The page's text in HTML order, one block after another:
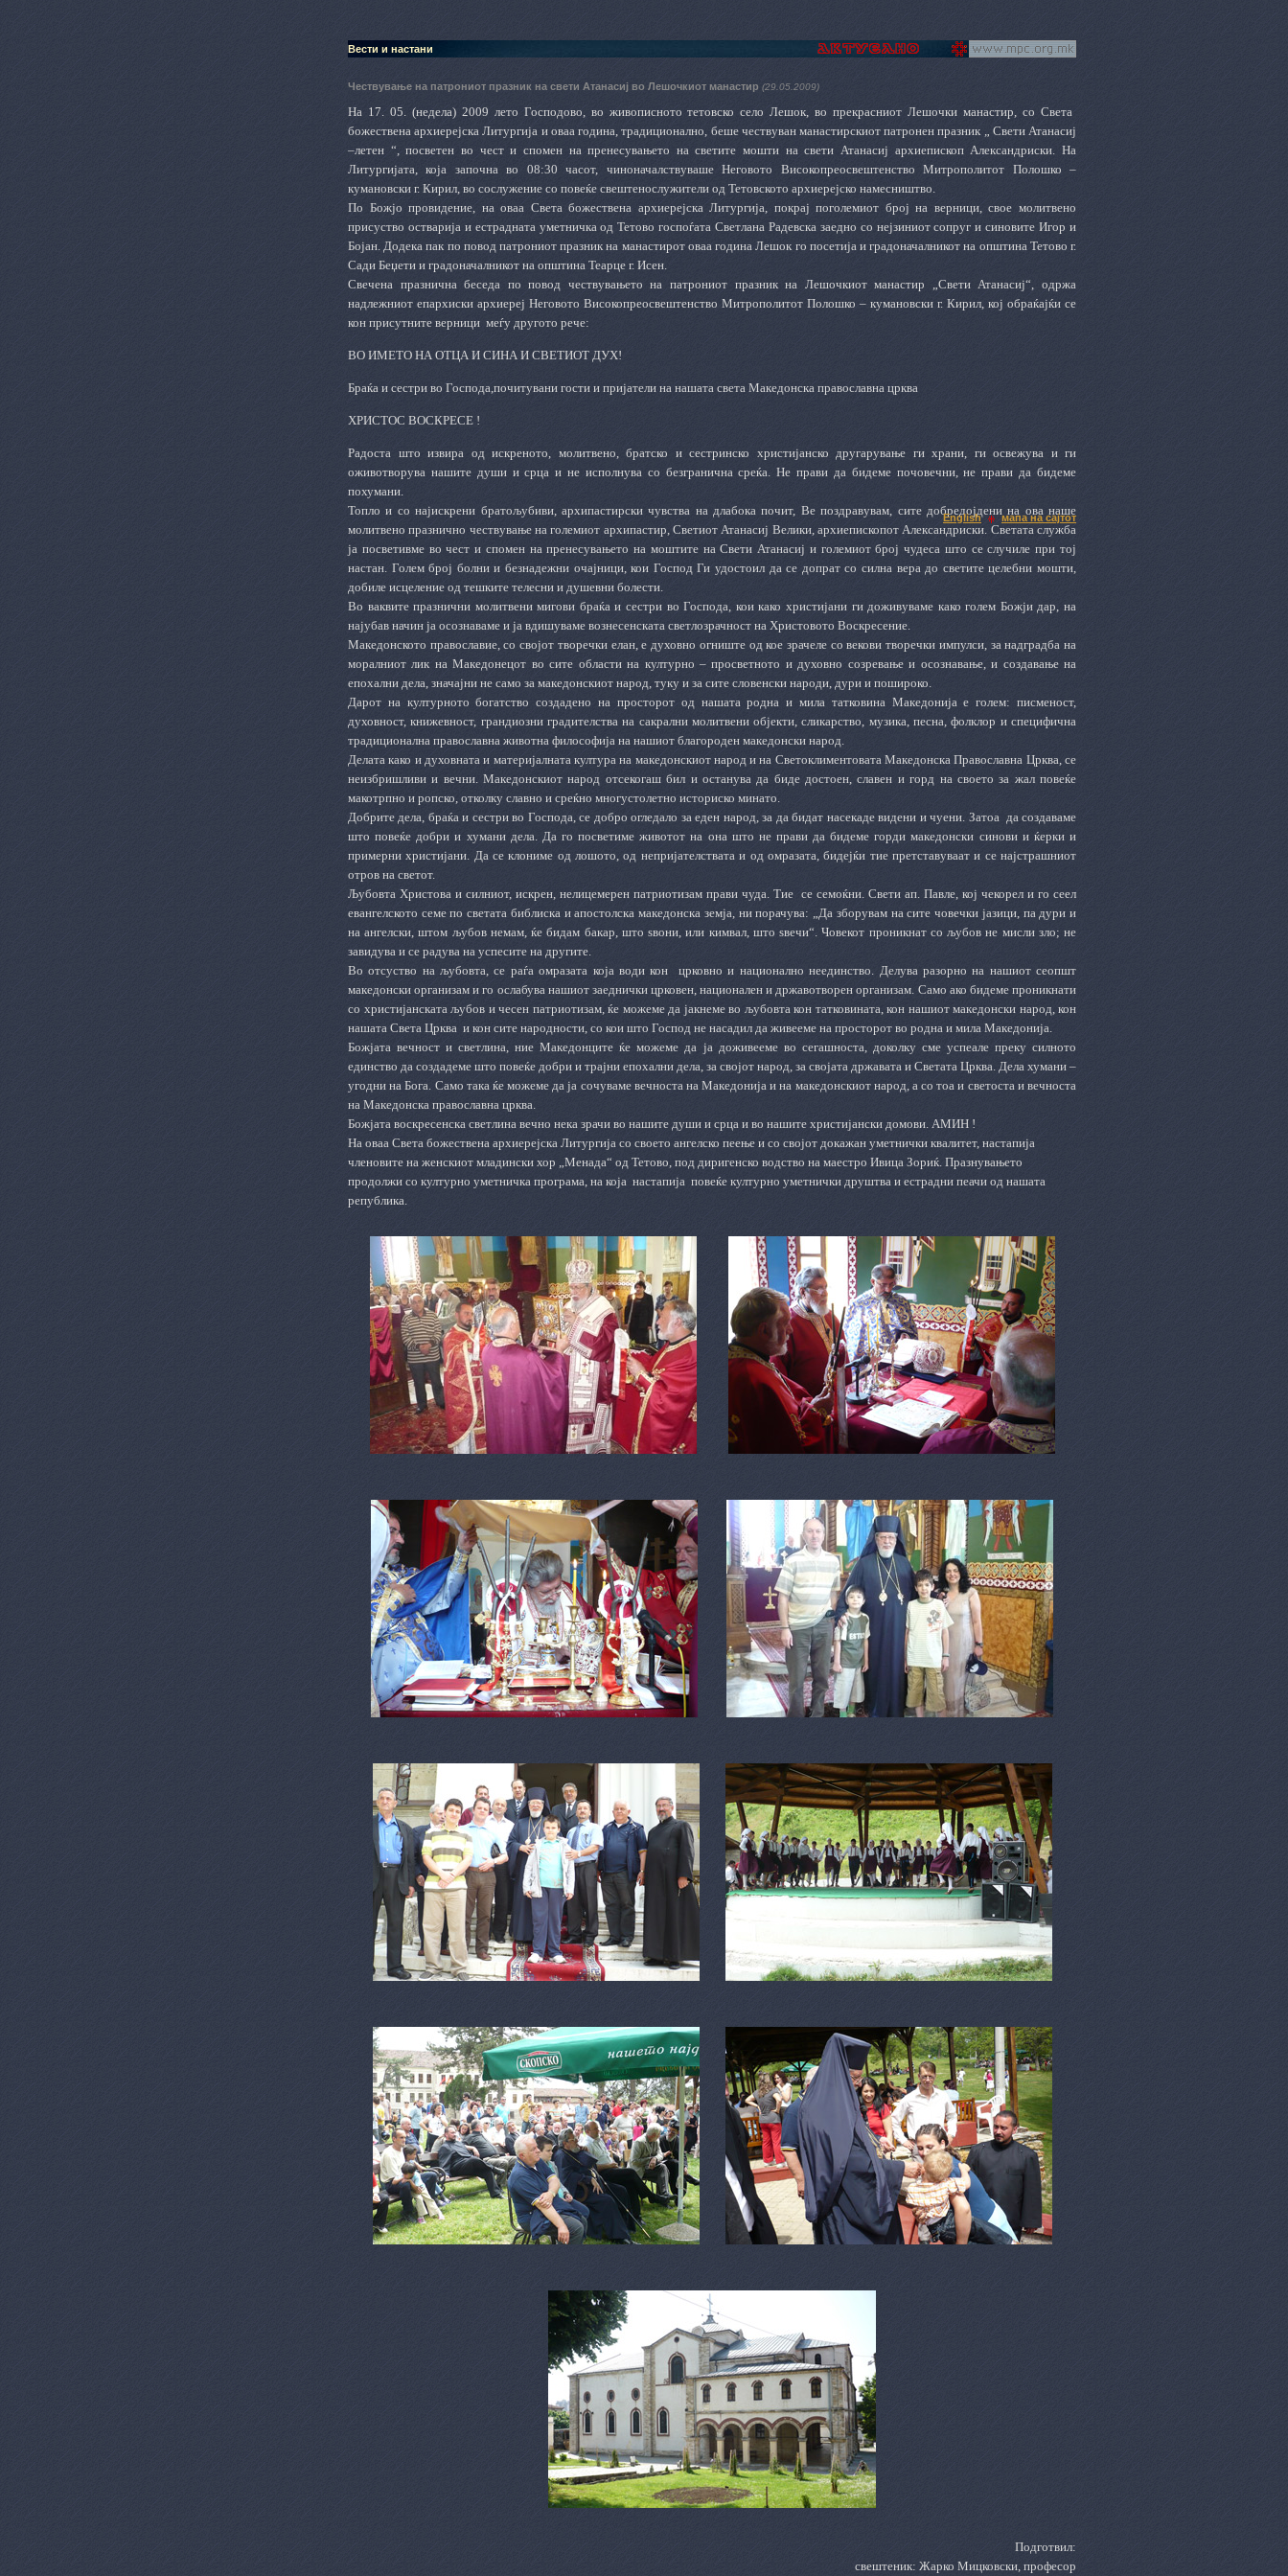
Вести и настани
Чествување на патрониот празник на свети Атанасиј во Лешочкиот манастир (29.05.2009)
На 17. 05. (недела) 2009 лето Господово, во живописното тетовско село Лешок, во прекрасниот Лешочки манастир, со Света
божествена архиерејска Литургија и оваа година, традиционално, беше чествуван манастирскиот патронен празник „ Свети Атанасиј
–летен “, посветен во чест и спомен на пренесувањето на светите мошти на свети Атанасиј архиепископ Александриски. На
Литургијата, која започна во 08:30 часот, чиноначалствуваше Неговото Високопреосвештенство Митрополитот Полошко –
кумановски г. Кирил, во сослужение со повеќе свештенослужители од Тетовското архиерејско намесништво.
По Божјо провидение, на оваа Света божествена архиерејска Литургија, покрај поголемиот број на верници, свое молитвено
присуство остварија и естрадната уметничка од Тетово госпоѓата Светлана Радевска заедно со нејзиниот сопруг и синовите Игор и
Бојан. Додека пак по повод патрониот празник на манастирот оваа година Лешок го посетија и градоначалникот на општина Тетово г.
Сади Беџети и градоначалникот на општина Теарце г. Исен.
Свечена празнична беседа по повод чествувањето на патрониот празник на Лешочкиот манастир „Свети Атанасиј“, одржа
надлежниот епархиски архиереј Неговото Високопреосвештенство Митрополитот Полошко – кумановски г. Кирил, кој обраќајќи се
кон присутните верници меѓу другото рече:
ВО ИМЕТО НА ОТЦА И СИНА И СВЕТИОТ ДУХ!
Браќа и сестри во Господа,почитувани гости и пријатели на нашата света Македонска православна црква
ХРИСТОС ВОСКРЕСЕ !
Радоста што извира од искреното, молитвено,братско и сестринско христијанско другарување ги храни, ги освежува и ги
оживотворува нашите души и срца и не исполнува со безгранична среќа. Не прави да бидеме почовечни, не прави да бидеме
похумани.
Топло и со најискрени братољубиви, архипастирски чувства на длабока почит, Ве поздравувам, сите добредојдени на ова наше
молитвено празнично чествување на големиот архипастир, Светиот Атанасиј Велики, архиепископот Александриски. Светата служба
ја посветивме во чест и спомен на пренесувањето на моштите на Свети Атанасиј и големиот број чудеса што се случиле при тој
настан. Голем број болни и безнадежни очајници, кои Господ Ги удостоил да се допрат со силна вера до светите целебни мошти,
добиле исцеление од тешките телесни и душевни болести.
Во ваквите празнични молитвени мигови браќа и сестри во Господа, кои како христијани ги доживуваме како голем Божји дар, на
најубав начин ја осознаваме и ја вдишуваме вознесенската светлозрачност на Христовото Воскресение.
Македонското православие, со својот творечки елан, е духовно огниште од кое зрачеле со векови творечки импулси, за надградба на
моралниот лик на Македонецот во сите области на културно – просветното и духовно созревање и осознавање,и создавање на
епохални дела, значајни не само за македонскиот народ, туку и за сите словенски народи, дури и пошироко.
Дарот на културното богатство создадено на просторот од нашата родна и мила татковина Македонија е голем: писменост,
духовност, книжевност, грандиозни градителства на сакрални молитвени објекти, сликарство, музика, песна, фолклор и специфична
традиционална православна животна философија на нашиот благороден македонски народ.
Делата како и духовната и материјалната култура на македонскиот народ и на Светоклиментовата Македонска Православна Црква, се
неизбришливи и вечни. Македонскиот народ отсекогаш бил и останува да биде достоен, славен и горд на своето за жал повеќе
макотрпно и ропско, отколку славно и среќно многустолетно историско минато.
Добрите дела, браќа и сестри во Господа, се добро огледало за еден народ, за да бидат насекаде видени и чуени. Затоа да создаваме
што повеќе добри и хумани дела. Да го посветиме животот на она што не прави да бидеме горди македонски синови и ќерки и
примерни христијани. Да се клониме од лошото, од непријателствата и од омразата, бидејќи тие претставуваат и се најстрашниот
отров на светот.
Љубовта Христова и силниот, искрен, нелицемерен патриотизам прави чуда. Тие се семоќни. Свети ап. Павле, кој чекорел и го сеел
евангелското семе по светата библиска и апостолска македонска земја, ни порачува: „Да зборувам на сите човечки јазици, па дури и
на ангелски, штом љубов немам, ќе бидам бакар, што ѕвони, или кимвал, што ѕвечи“. Човекот проникнат со љубов не мисли зло; не
завидува и се радува на успесите на другите.
Во отсуство на љубовта, се раѓа омразата која води кон
црковно и национално неединство. Делува разорно на нашиот сеопшт
македонски организам и го ослабува нашиот заеднички црковен, национален и државотворен организам. Само ако бидеме проникнати
со христијанската љубов и чесен патриотизам, ќе можеме да јакнеме во љубовта кон татковината, кон нашиот македонски народ, кон
нашата Света Црква и кон сите народности, со кои што Господ не насадил да живееме на просторот во родна и мила Македонија.
Божјата вечнoст и светлина, ние Македонците ќе можеме да ја доживееме во сегашноста, доколку сме успеале преку силното
единство да создадеме што повеќе добри и трајни епохални дела, за својот народ, за својата државата и Светата Црква. Дела хумани –
угодни на Бога. Само така ќе можеме да ја сочуваме вечноста на Македонија и на македонскиот народ, а со тоа и светоста и вечноста
на Македонска православна црква.
Божјата воскресенска светлина вечно нека зрачи во нашите души и срца и во нашите христијански домови. АМИН !
На оваа Света божествена архиерејска Литургија со своето ангелско пеење и со својот докажан уметнички квалитет, настапија
членовите на женскиот младински хор „Менада“ од Тетово, под диригенско водство на маестро Ивица Зориќ. Празнувањето
продолжи со културно уметничка програма, на која настапија повеќе културно уметнички друштва и естрадни пеачи од нашата
република.
Подготвил:
свештеник: Жарко Мицковски, професор
English мапа на сајтот